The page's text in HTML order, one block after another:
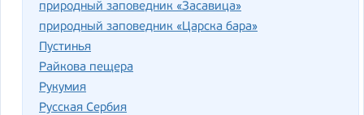
природный заповедник «Засавица»
природный заповедник «Царска бара»
Пустинья
Райкова пещера
Рукумия
Русская Сербия